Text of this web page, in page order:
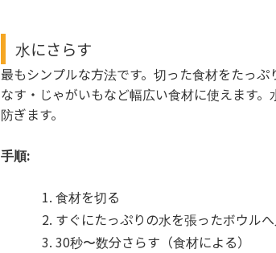
水にさらす
最もシンプルな方法です。切った食材をたっ
なす・じゃがいもなど幅広い食材に使えます
防ぎます。
手順:
食材を切る
すぐにたっぷりの水を張ったボウル
30秒〜数分さらす（食材による）